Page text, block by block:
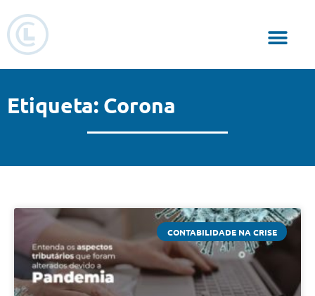
Etiqueta: Corona
CONTABILIDADE NA CRISE